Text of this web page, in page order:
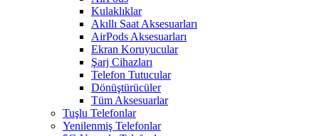
Kulaklıklar
Akıllı Saat Aksesuarları
AirPods Aksesuarları
Ekran Koruyucular
Şarj Cihazları
Telefon Tutucular
Dönüştürücüler
Tüm Aksesuarlar
Tuşlu Telefonlar
Yenilenmiş Telefonlar